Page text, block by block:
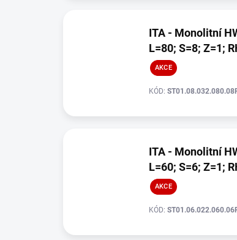
ITA - Monolitní
L=80; S=8; Z=1;
AKCE
KÓD:
ITA - Monolitní
L=60; S=6; Z=1;
AKCE
KÓD: